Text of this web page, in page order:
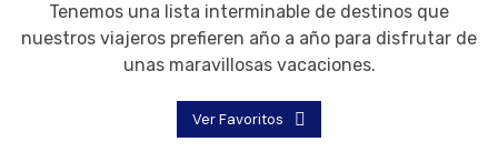
Tenemos una lista interminable de destinos que
nuestros viajeros prefieren año a año para disfrutar de
unas maravillosas vacaciones.
Ver Favoritos